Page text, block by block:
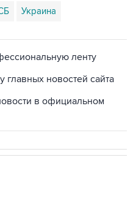
Украина
ленту
главных новостей сайта
в официальном